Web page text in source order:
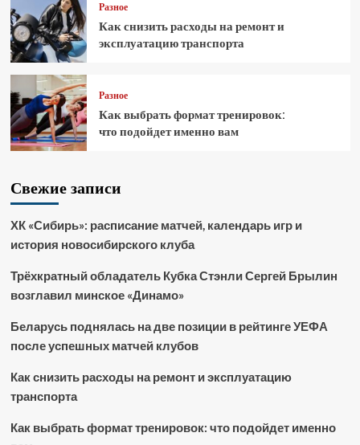
Разное
Как снизить расходы на ремонт и
эксплуатацию транспорта
Разное
Как выбрать формат тренировок:
что подойдет именно вам
Свежие записи
ХК «Сибирь»: расписание матчей, календарь игр и
история новосибирского клуба
Трёхкратный обладатель Кубка Стэнли Сергей Брылин
возглавил минское «Динамо»
Беларусь поднялась на две позиции в рейтинге УЕФА
после успешных матчей клубов
Как снизить расходы на ремонт и эксплуатацию
транспорта
Как выбрать формат тренировок: что подойдет именно